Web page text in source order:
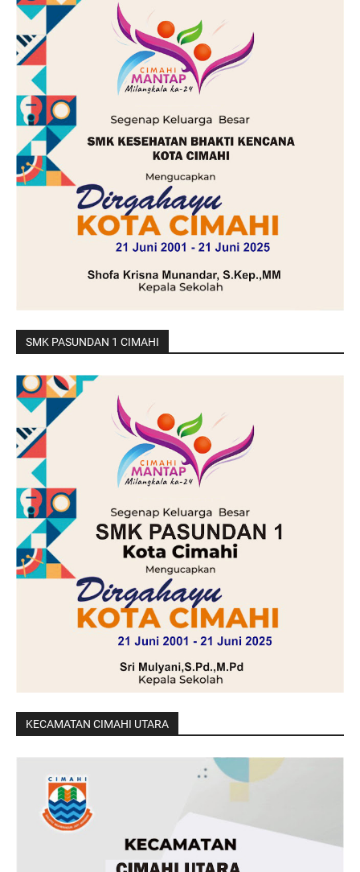
SMK PASUNDAN 1 CIMAHI
KECAMATAN CIMAHI UTARA